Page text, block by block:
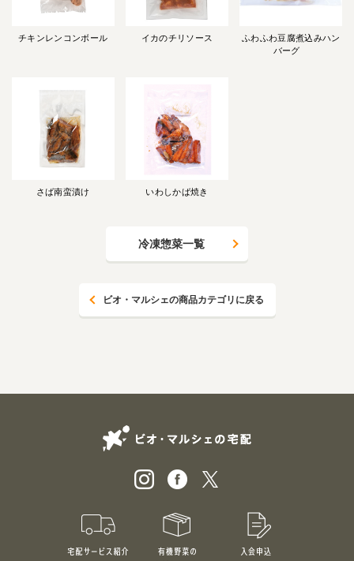
チキンレンコンボール イカのチリソース
ふわふわ豆腐煮込みハン
バーグ
さば南蛮漬け いわしかば焼き
冷凍惣菜一覧
ビオ・マルシェの商品カテゴリに戻る
宅配サービス紹介 有機野菜のお試しセット